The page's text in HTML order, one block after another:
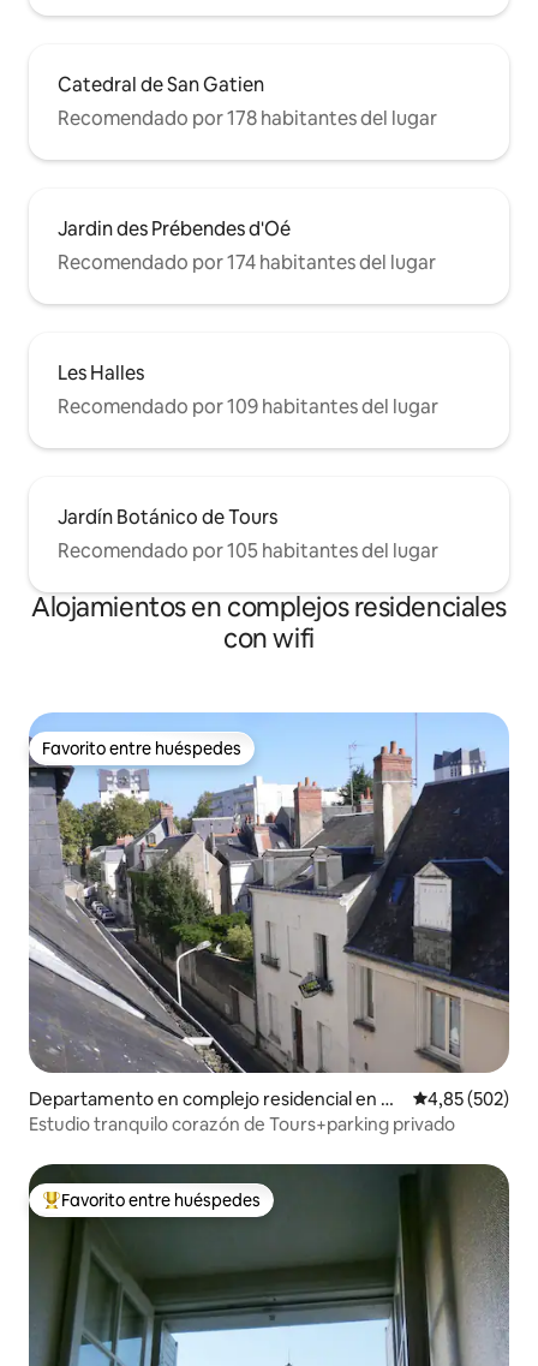
Catedral de San Gatien
Recomendado por 178 habitantes del lugar
Jardin des Prébendes d'Oé
Recomendado por 174 habitantes del lugar
Les Halles
Recomendado por 109 habitantes del lugar
Jardín Botánico de Tours
Recomendado por 105 habitantes del lugar
Alojamientos en complejos residenciales
con wifi
Favorito entre huéspedes
Favorito entre huéspedes
Departamento en complejo residencial en Re
corridos
Calificación
4,85 (502)
Estudio tranquilo corazón de Tours+parking privado
Favorito entre los huéspedes más destacados
Favorito entre huéspedes